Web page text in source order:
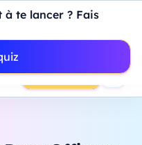
à te lancer ? Fais
votre premier
18h00
Entreprises
Prendre RDV